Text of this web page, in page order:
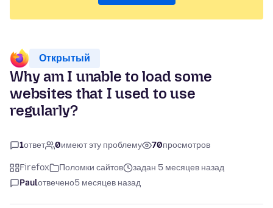
Открытый
Why am I unable to load some
websites that I used to use
regularly?
1ответ 0имеют эту проблему 70просмотров
Firefox Поломки сайтов
задан 5 месяцев назад
Paulотвечено5 месяцев назад